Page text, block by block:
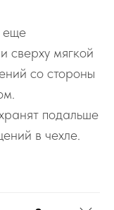
еще
сверху мягкой
со стороны
подальше
в чехле.